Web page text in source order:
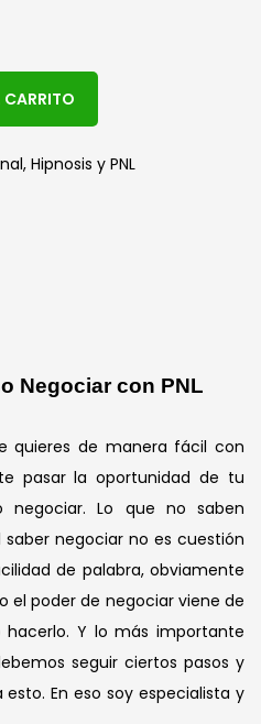
e
e
, Hipnosis y PNL
Negociar con PNL
quieres de manera fácil con
pasar la oportunidad de tu
negociar. Lo que no saben
negociar no es cuestión
de palabra, obviamente
el poder de negociar viene de
Y lo más importante
seguir ciertos pasos y
En eso soy especialista y